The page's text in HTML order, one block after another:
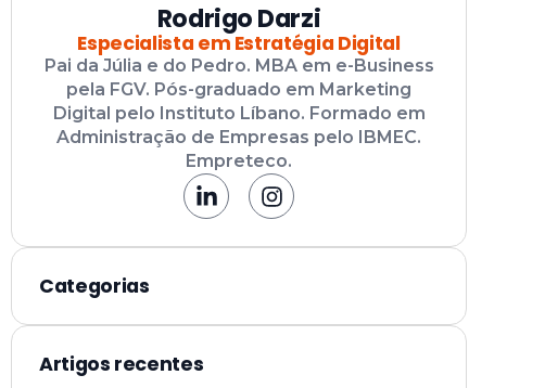
Rodrigo Darzi
Especialista em Estratégia Digital
Pai da Júlia e do Pedro. MBA em e-Business
pela FGV. Pós-graduado em Marketing
Digital pelo Instituto Líbano. Formado em
Administração de Empresas pelo IBMEC.
Empreteco.
Categorias
Artigos recentes